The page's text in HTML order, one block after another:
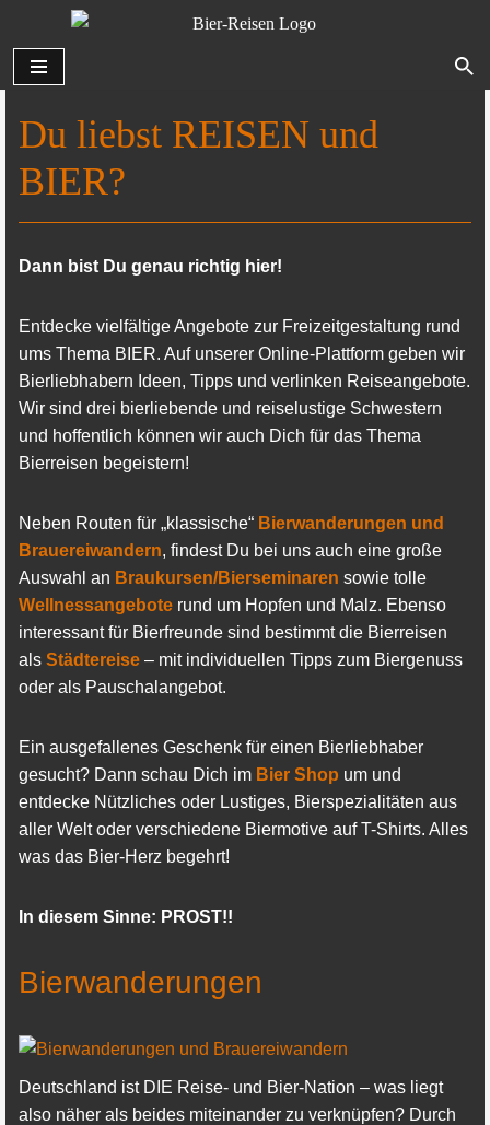
Zum
Inhalt
Du liebst REISEN und
BIER?
Dann bist Du genau richtig hier!
Entdecke vielfältige Angebote zur Freizeitgestaltung rund
ums Thema BIER. Auf unserer Online-Plattform geben wir
Bierliebhabern Ideen, Tipps und verlinken Reiseangebote.
Wir sind drei bierliebende und reiselustige Schwestern
und hoffentlich können wir auch Dich für das Thema
Bierreisen begeistern!
Neben Routen für „klassische“ Bierwanderungen und
Brauereiwandern, findest Du bei uns auch eine große
Auswahl an Braukursen/Bierseminaren sowie tolle
Wellnessangebote rund um Hopfen und Malz. Ebenso
interessant für Bierfreunde sind bestimmt die Bierreisen
als Städtereise – mit individuellen Tipps zum Biergenuss
oder als Pauschalangebot.
Ein ausgefallenes Geschenk für einen Bierliebhaber
gesucht? Dann schau Dich im Bier Shop um und
entdecke Nützliches oder Lustiges, Bierspezialitäten aus
aller Welt oder verschiedene Biermotive auf T-Shirts. Alles
was das Bier-Herz begehrt!
In diesem Sinne: PROST!!
Bierwanderungen
Deutschland ist DIE Reise- und Bier-Nation – was liegt
also näher als beides miteinander zu verknüpfen? Durch